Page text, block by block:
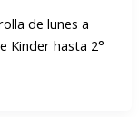
de lunes a
Kinder hasta 2°